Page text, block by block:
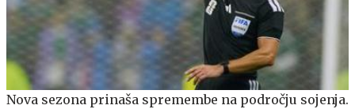
Nova sezona prinaša spremembe na področju sojenja.